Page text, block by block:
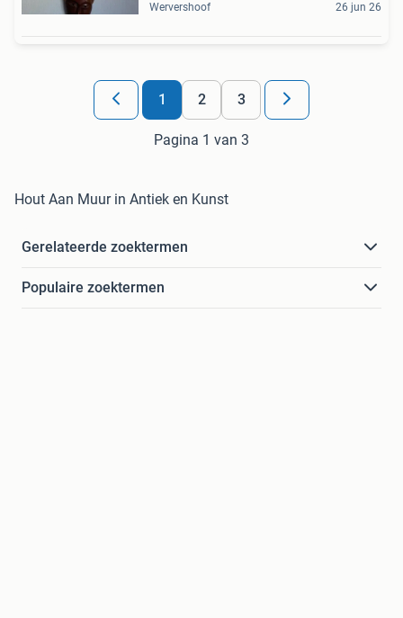
Wervershoof 26 jun 26
1 2 3
Pagina 1 van 3
Hout Aan Muur in Antiek en Kunst
Gerelateerde zoektermen
Populaire zoektermen